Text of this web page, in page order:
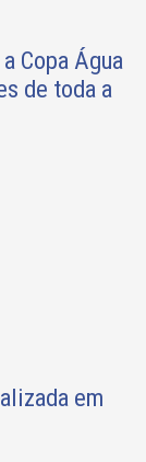
Copa Água
de toda a
em